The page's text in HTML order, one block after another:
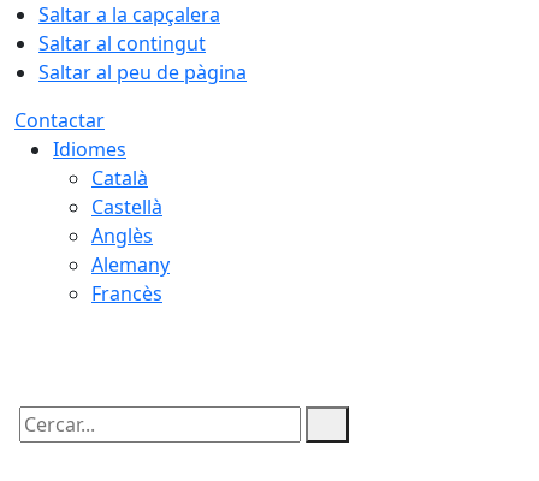
Saltar a la capçalera
Saltar al contingut
Saltar al peu de pàgina
Contactar
Idiomes
Català
Castellà
Anglès
Alemany
Francès
Cercar: